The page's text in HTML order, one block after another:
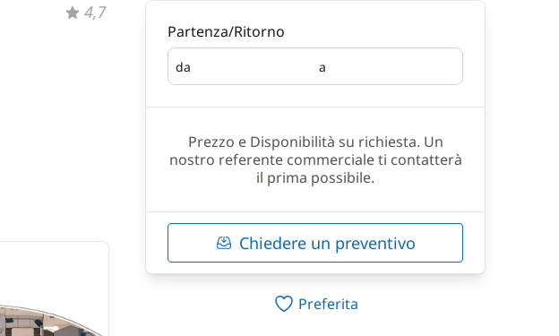
4,7
Partenza/Ritorno
da
Partenza a
Ritorno
Prezzo e Disponibilità su richiesta. Un
nostro referente commerciale ti contatterà
il prima possibile.
Chiedere un preventivo
Preferita